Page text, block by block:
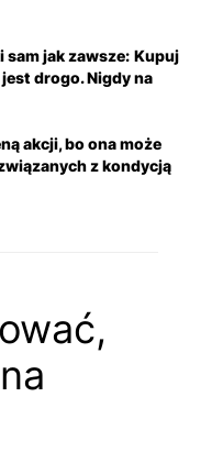
sam jak zawsze: Kupuj
drogo. Nigdy na
akcji, bo ona może
z kondycją